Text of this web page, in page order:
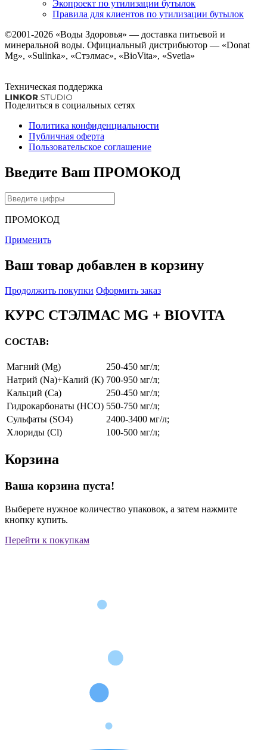
Экопроект по утилизации бутылок
Правила для клиентов по утилизации бутылок
©2001-2026 «Воды Здоровья» — доставка питьевой и
минеральной воды. Официальный дистрибьютор — «Donat
Mg», «Sulinka», «Стэлмас», «BioVita», «Svetla»
Техническая поддержка
Поделиться в социальных сетях
Политика конфиденциальности
Публичная оферта
Пользовательское соглашение
Введите Ваш ПРОМОКОД
ПРОМОКОД
Применить
Ваш товар добавлен в корзину
Продолжить покупки Оформить заказ
КУРС СТЭЛМАС MG + BIOVITA
СОСТАВ:
Магний (Mg)
250-450 мг/л;
Натрий (Na)+Калий (К) 700-950 мг/л;
Кальций (Ca)
250-450 мг/л;
Гидрокарбонаты (HCO) 550-750 мг/л;
Сульфаты (SO4)
2400-3400 мг/л;
Хлориды (Cl)
100-500 мг/л;
Корзина
Ваша корзина пуста!
Выберете нужное количество упаковок, а затем нажмите
кнопку купить.
Перейти к покупкам